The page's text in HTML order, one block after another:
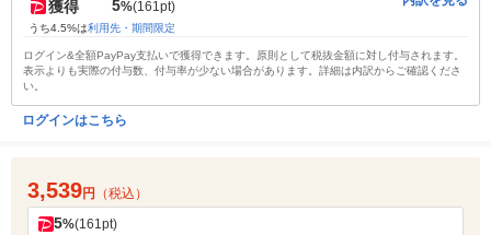
獲得 5%(161pt)
うち4.5%は利用先・期間限定
ログイン&全額PayPay支払いで獲得できます。原則として税抜金額に対し付与されます。
表示よりも実際の付与数、付与率が少ない場合があります。詳細は内訳からご確認くださ
い。
ログインはこちら
3,539円 （税込）
5%(161pt)